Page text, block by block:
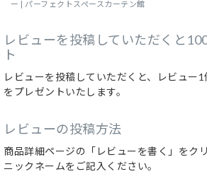
ー | パーフェクトスペースカーテン館
レビューを投稿していただくと
ト
レビューを投稿していただくと、レビュー
をプレゼントいたします。
レビューの投稿方法
商品詳細ページの「レビューを書く」をク
ニックネームをご記入ください。